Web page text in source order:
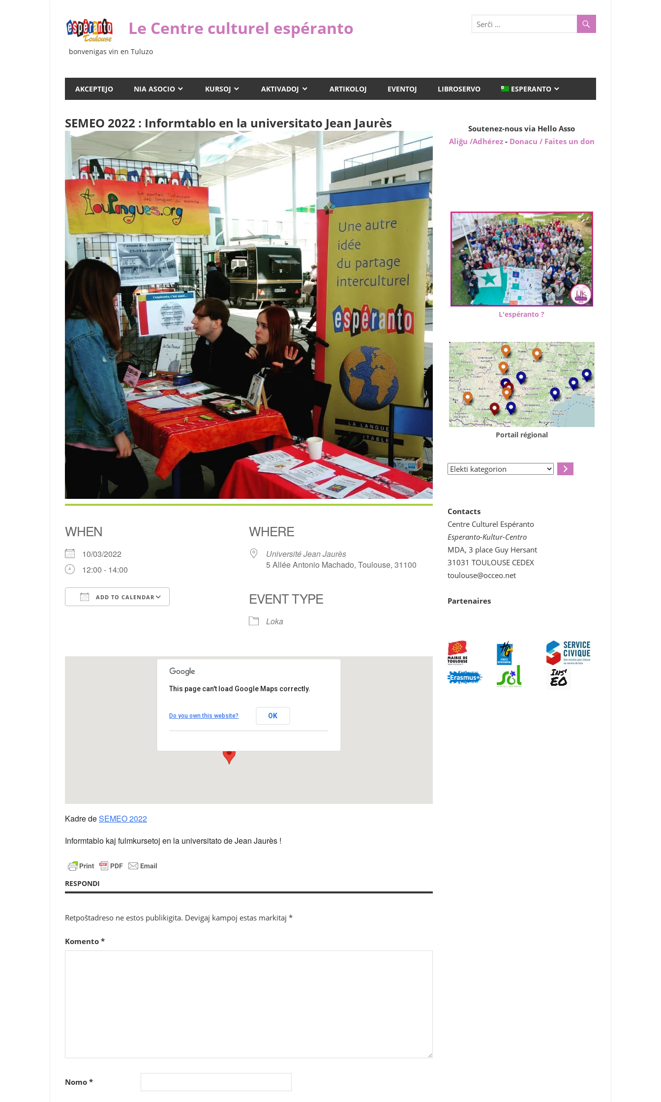
enhavo
Le Centre culturel espéranto
bonvenigas vin en Tuluzo
AKCEPTEJO NIA ASOCIO KURSOJ AKTIVADOJ ARTIKOLOJ EVENTOJ LIBROSERVO ESPERANTO
SEMEO 2022 : Informtablo en la universitato Jean Jaurès
WHEN
10/03/2022
12:00 - 14:00
ADD TO CALENDAR
WHERE
Université Jean Jaurès
5 Allée Antonio Machado, Toulouse, 31100
EVENT TYPE
Loka
Université Jean Jaurès
View Évènements
This page can't load Google Maps correctly.
Do you own this website? OK
Kadre deSEMEO 2022
Informtablo kaj fulmkursetoj en la universitato de Jean Jaurès !
RESPONDI
Retpoŝtadreso ne estos publikigita. Devigaj kampoj estas markitaj *
Komento *
Nomo *
Soutenez-nous via Hello Asso
Aliĝu /Adhérez - Donacu / Faites un don
L'espéranto ?
Portail régional
Elekti
Contacts
Centre Culturel Espéranto
Esperanto-Kultur-Centro
MDA, 3 place Guy Hersant
31031 TOULOUSE CEDEX
toulouse@occeo.net
Partenaires